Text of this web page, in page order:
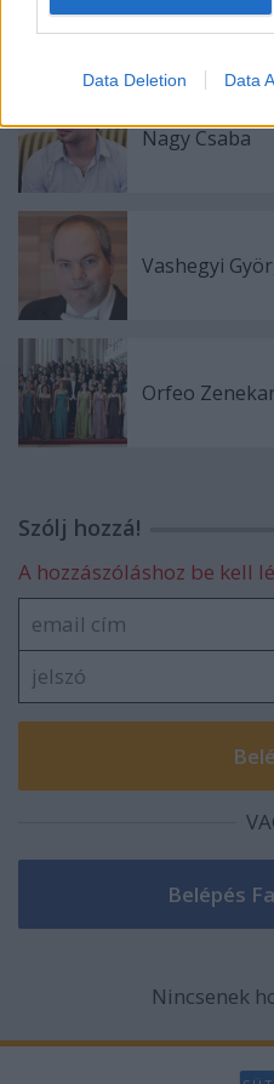
Data Deletion Data
Sárik Péter Trió
Nagy Csaba
Vashegyi
Orfeo
Szólj hozzá!
A hozzászóláshoz be kell
Nincsenek